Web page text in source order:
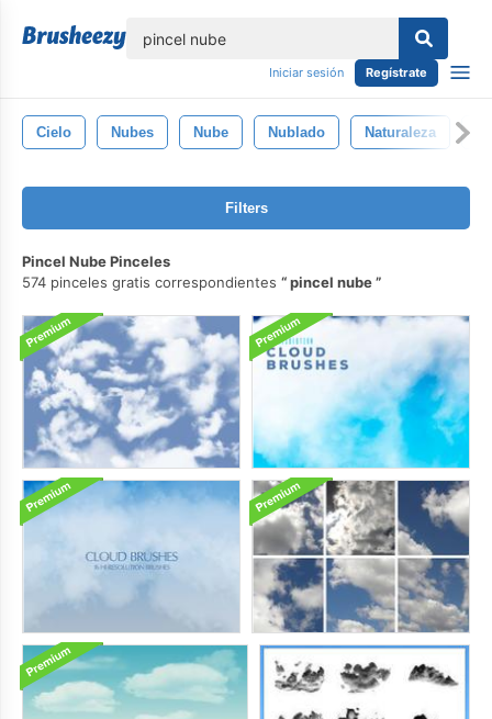
Iniciar sesión Regístrate
Cielo Nubes Nube Nublado Naturaleza
Filters
Pincel Nube Pinceles
574 pinceles gratis correspondientes
pincel nube